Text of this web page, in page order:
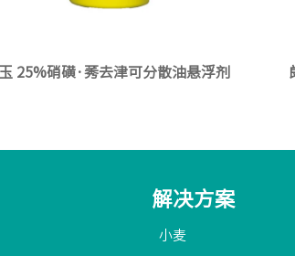
25%硝磺·莠去津可分散油悬浮剂
解决方案
小麦